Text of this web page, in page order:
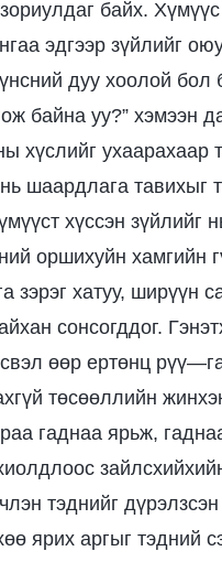
байх. Хүмүүс
эдгээр зүйлийг
дуу хоолой бол
байна уу?” хэмээн
хүслийг ухаарахаар
шаардлага тавихыг
хүссэн зүйлийг
оршихуйн хамгийн
зэрэг хатуу, ширүүн
сонсогддог.
өөр ертөнц
төсөөллийн
гаднаа ярьж,
тэднийг
ярих аргыг тэдний